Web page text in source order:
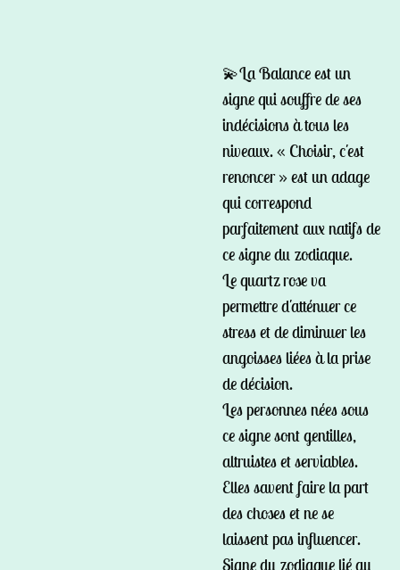
💫La Balance est un
signe qui souffre de ses
indécisions à tous les
niveaux. « Choisir, c'est
renoncer » est un adage
qui correspond
parfaitement aux natifs de
ce signe du zodiaque.
Le quartz rose va
permettre d'atténuer ce
stress et de diminuer les
angoisses liées à la prise
de décision.
Les personnes nées sous
ce signe sont gentilles,
altruistes et serviables.
Elles savent faire la part
des choses et ne se
laissent pas influencer.
Signe du zodiaque lié au